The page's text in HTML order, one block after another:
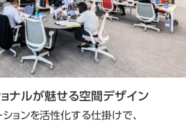
ナルが魅せる空間デザイン
ョンを活性化する仕掛けで、